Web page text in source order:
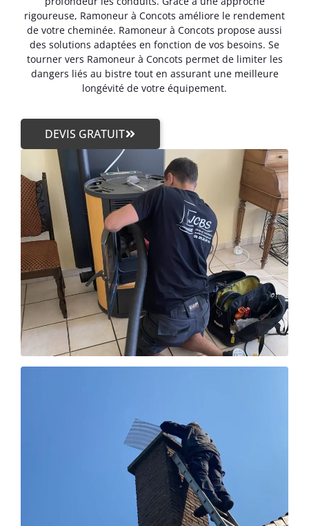
rigoureuse, Ramoneur à Concots améliore le rendement
de votre cheminée. Ramoneur à Concots propose aussi
des solutions adaptées en fonction de vos besoins. Se
tourner vers Ramoneur à Concots permet de limiter les
dangers liés au bistre tout en assurant une meilleure
longévité de votre équipement.
DEVIS GRATUIT